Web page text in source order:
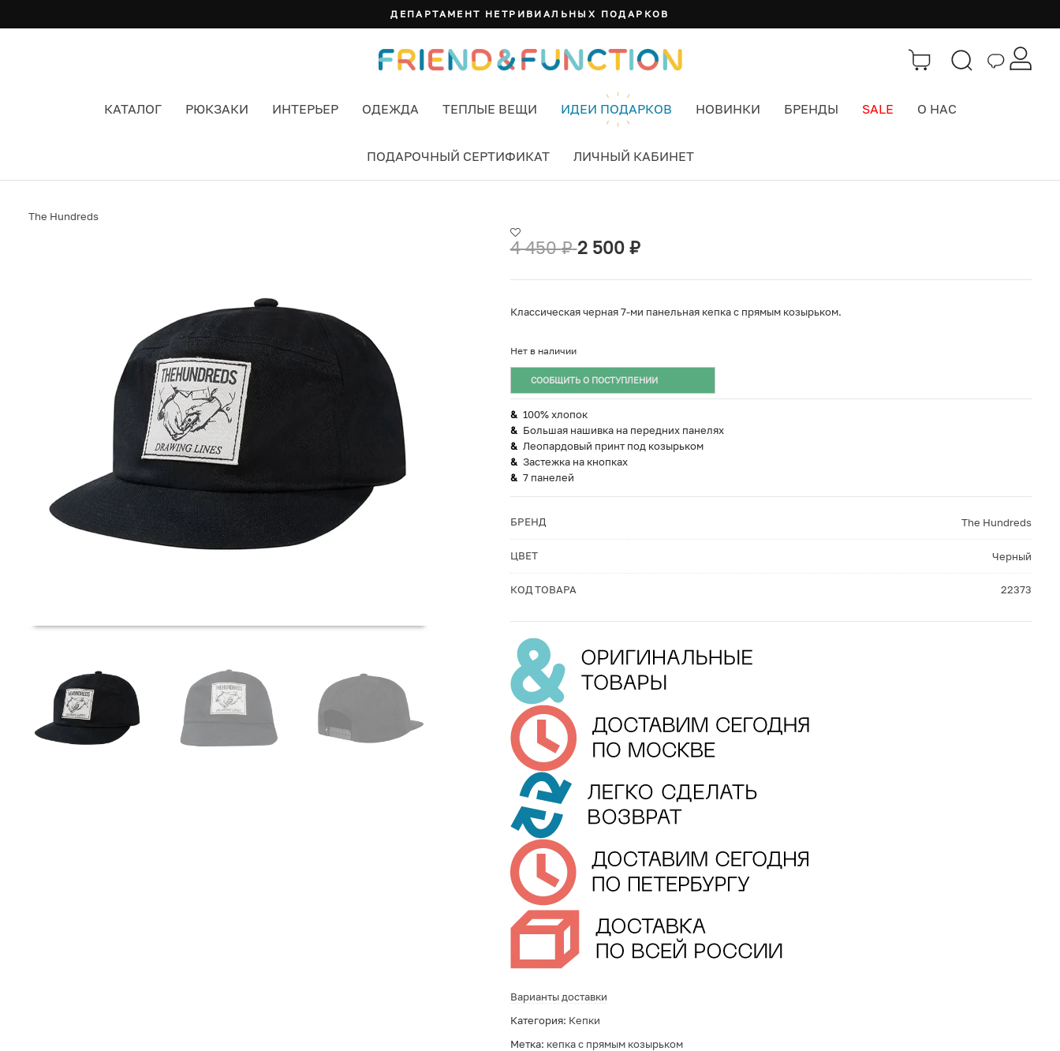
ДЕПАРТАМЕНТ НЕТРИВИАЛЬНЫХ ПОДАРКОВ
КАТАЛОГ РЮКЗАКИ ИНТЕРЬЕР ОДЕЖДА ТЕПЛЫЕ ВЕЩИ ИДЕИ ПОДАРКОВ НОВИНКИ БРЕНДЫ SALE О НАС
ПОДАРОЧНЫЙ СЕРТИФИКАТ ЛИЧНЫЙ КАБИНЕТ
The Hundreds
4 450₽ 2 500 ₽
Классическая черная 7-ми панельная кепка с прямым козырьком.
Нет в наличии
СООБЩИТЬ О ПОСТУПЛЕНИИ
100% хлопок
Большая нашивка на передних панелях
Леопардовый принт под козырьком
Застежка на кнопках
7 панелей
БРЕНД The Hundreds
ЦВЕТ Черный
КОД ТОВАРА 22373
Варианты доставки
Категория: Кепки
Метка: кепка с прямым козырьком